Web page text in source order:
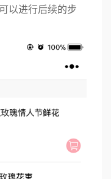
以进行后续的步